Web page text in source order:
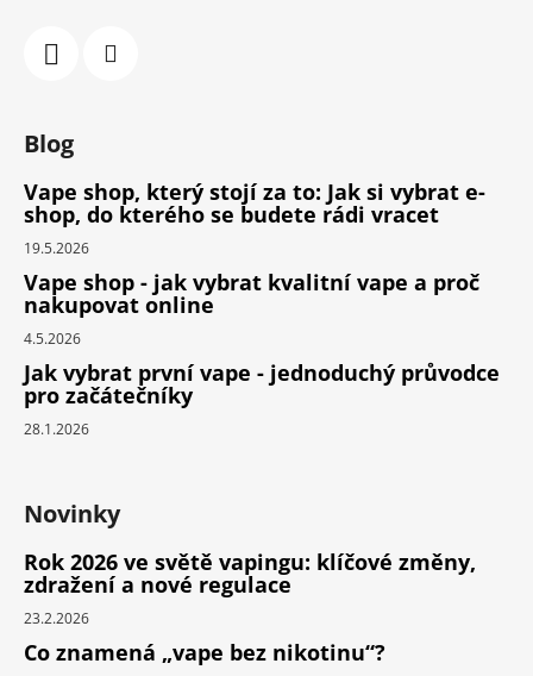
Blog
Vape shop, který stojí za to: Jak si vybrat e-
shop, do kterého se budete rádi vracet
19.5.2026
Vape shop - jak vybrat kvalitní vape a proč
nakupovat online
4.5.2026
Jak vybrat první vape - jednoduchý průvodce
pro začátečníky
28.1.2026
Novinky
Rok 2026 ve světě vapingu: klíčové změny,
zdražení a nové regulace
23.2.2026
Co znamená „vape bez nikotinu“?